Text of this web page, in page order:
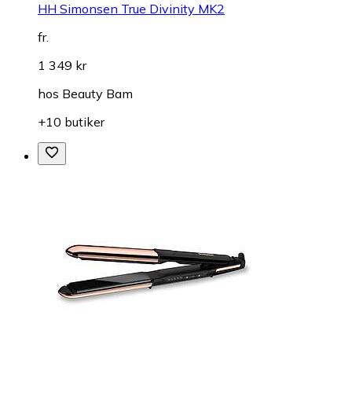
HH Simonsen True Divinity MK2
fr.
1 349 kr
hos Beauty Bam
+10 butiker